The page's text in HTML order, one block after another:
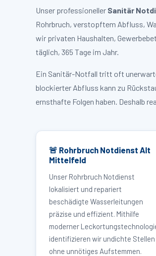
Unser professioneller Sanitär
Rohrbruch, verstopftem Abfluss,
wir privaten Haushalten,
täglich, 365 Tage im Jahr.
Ein Sanitär-Notfall tritt oft
blockierter Abfluss kann zu
ernsthafte Folgen haben. Deshalb
🚨 Rohrbruch Notdienst Alt
Mittelfeld
Unser Rohrbruch Notdienst
lokalisiert und repariert
beschädigte Wasserleitungen
präzise und effizient. Mithilfe
moderner
identifizieren wir undichte Stellen
ohne unnötiges Aufstemmen.